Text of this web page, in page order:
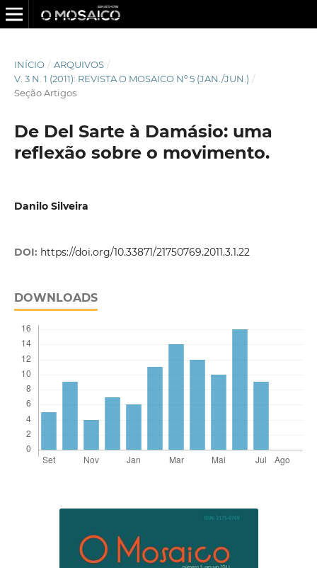
INÍCIO / ARQUIVOS /
V. 3 N. 1 (2011): REVISTA O MOSAICO Nº 5 (JAN./JUN.) /
Seção Artigos
De Del Sarte à Damásio: uma
reflexão sobre o movimento.
Danilo Silveira
DOI: https://doi.org/10.33871/21750769.2011.3.1.22
DOWNLOADS